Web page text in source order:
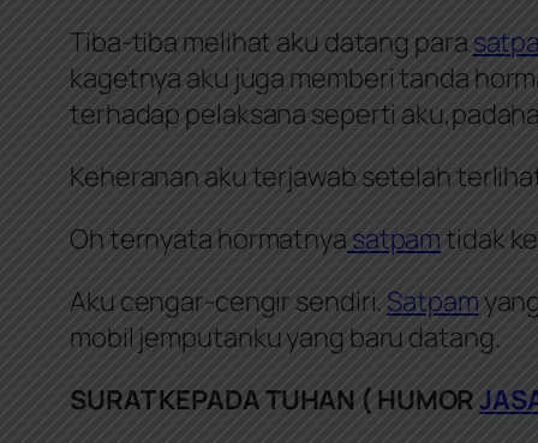
Tiba-tiba melihat aku datang para
kagetnya aku juga memberi tanda
terhadap pelaksana seperti
Keheranan aku terjawab setelah
Oh ternyata hormatnya satpamtidak
Aku cengar-cengir sendiri. Satpam
mobil jemputanku yang baru datang.
SURATKEPADA TUHAN ( HUMOR